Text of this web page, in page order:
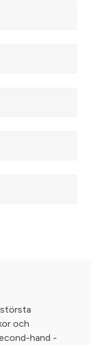
största
och
hand -